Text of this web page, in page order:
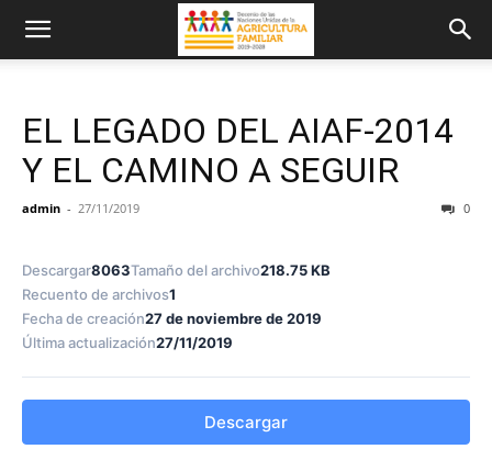
EL LEGADO DEL AIAF-2014
Y EL CAMINO A SEGUIR
admin - 27/11/2019 0
Descargar8063Tamaño del archivo218.75 KB
Recuento de archivos1
Fecha de creación27 de noviembre de 2019
Última actualización27/11/2019
Descargar